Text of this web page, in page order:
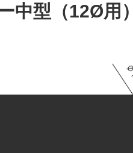
中型（12Ø用